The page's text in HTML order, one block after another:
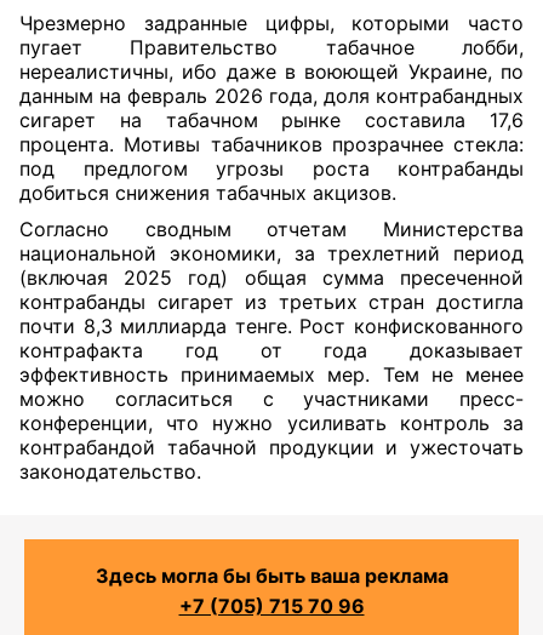
Чрезмерно задранные цифры, которыми часто
пугает Правительство табачное лобби,
нереалистичны, ибо даже в воюющей Украине, по
данным на февраль 2026 года, доля контрабандных
сигарет на табачном рынке составила 17,6
процента. Мотивы табачников прозрачнее стекла:
под предлогом угрозы роста контрабанды
добиться снижения табачных акцизов.
Согласно сводным отчетам Министерства
национальной экономики, за трехлетний период
(включая 2025 год) общая сумма пресеченной
контрабанды сигарет из третьих стран достигла
почти 8,3 миллиарда тенге. Рост конфискованного
контрафакта год от года доказывает
эффективность принимаемых мер. Тем не менее
можно согласиться с участниками пресс-
конференции, что нужно усиливать контроль за
контрабандой табачной продукции и ужесточать
законодательство.
Здесь могла бы быть ваша реклама
+7 (705) 715 70 96